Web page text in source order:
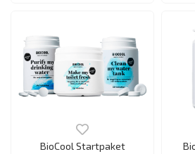
BioCool Startpaket